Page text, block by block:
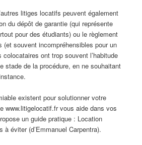
litiges locatifs peuvent également
du dépôt de garantie (qui représente
pour des étudiants) ou le règlement
(et souvent incompréhensibles pour un
colocataires ont trop souvent l’habitude
stade de la procédure, en ne souhaitant
existent pour solutionner votre
www.litigelocatif.fr vous aide dans vos
un guide pratique : Location
à éviter (d’Emmanuel Carpentra).